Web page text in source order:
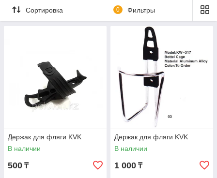
Сортировка 0 Фильтры
Держак для фляги KVK
В наличии
500 ₸
Держак для фляги KVK
В наличии
1 000 ₸